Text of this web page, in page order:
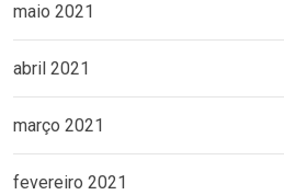
maio 2021
abril 2021
março 2021
fevereiro 2021